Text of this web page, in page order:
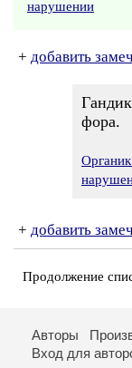
нарушении
+ добавить
фора.
+ добавить
Продолжение
Авторы
Вход для